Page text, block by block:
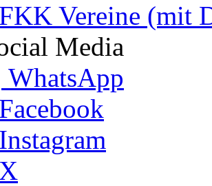
FKK Vereine (mit
Media
WhatsApp
Facebook
Instagram
X